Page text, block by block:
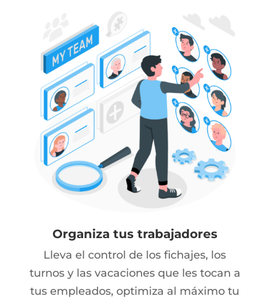
Organiza tus trabajadores
Lleva el control de los fichajes, los
turnos y las vacaciones que les tocan a
tus empleados, optimiza al máximo tu